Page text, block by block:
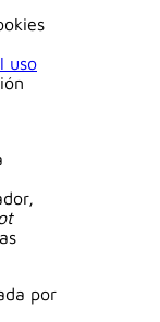
uso
por